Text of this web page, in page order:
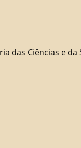
das Ciências e da